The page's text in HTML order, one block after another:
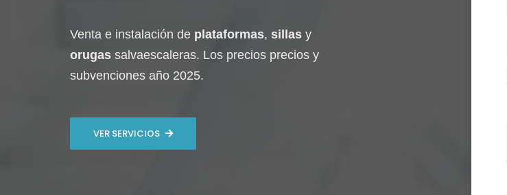
Venta e instalación de plataformas, sillas y
orugas salvaescaleras. Los precios precios y
subvenciones año 2025.
VER SERVICIOS